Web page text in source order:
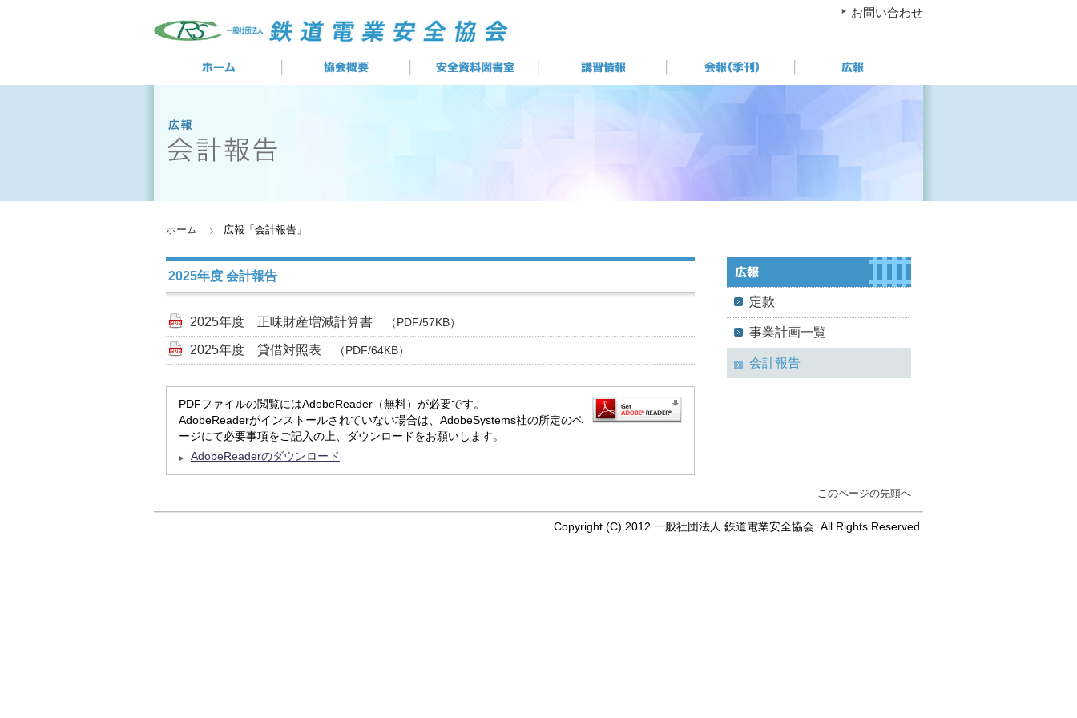
お問い合わせ
ホーム 広報「会計報告」
2025年度 会計報告
2025年度 正味財産増減計算書 （PDF/57KB）
2025年度 貸借対照表 （PDF/64KB）
PDFファイルの閲覧にはAdobeReader（無料）が必要です。
AdobeReaderがインストールされていない場合は、AdobeSystems社の所定のペ
ージにて必要事項をご記入の上、ダウンロードをお願いします。
AdobeReaderのダウンロード
定款
事業計画一覧
会計報告
このページの先頭へ
Copyright (C) 2012 一般社団法人 鉄道電業安全協会. All Rights Reserved.